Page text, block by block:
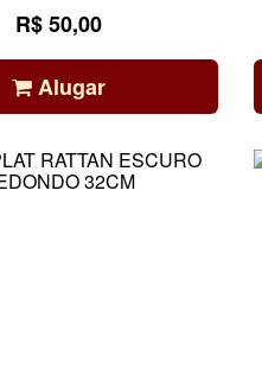
R$ 50,00
Alugar